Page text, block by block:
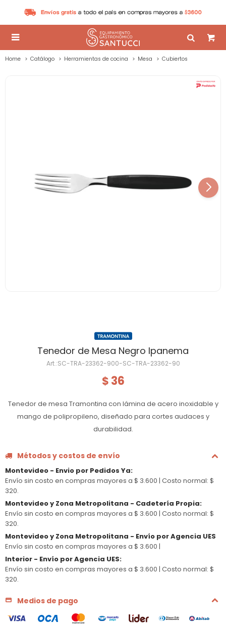

Home Catálogo Herramientas de cocina Mesa Cubiertos
Tenedor de Mesa Negro Ipanema
SC-TRA-23362-900-SC-TRA-23362-90
$ 36
Tenedor de mesa Tramontina con lámina de acero inoxidable y
mango de polipropileno, diseñado para cortes audaces y
durabilidad.
Métodos y costos de envío
Montevideo - Envio por Pedidos Ya:
Envío sin costo en compras mayores a $ 3.600 | Costo normal: $
320.
Montevideo y Zona Metropolitana - Cadetería Propia:
Envío sin costo en compras mayores a $ 3.600 | Costo normal: $
320.
Montevideo y Zona Metropolitana - Envío por Agencia UES
Envío sin costo en compras mayores a $ 3.600 |
Interior - Envío por Agencia UES:
Envío sin costo en compras mayores a $ 3.600 | Costo normal: $
320.
Medios de pago